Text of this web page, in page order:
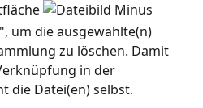
um die ausgewählte(n)
zu löschen. Damit
in der
die Datei(en) selbst.